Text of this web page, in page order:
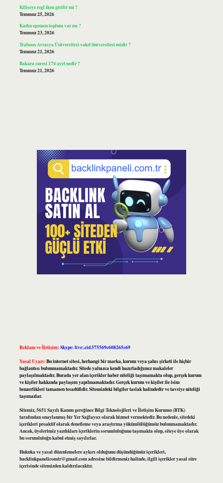
Kiliseye regl iken girilir mi ?
Temmuz 25, 2026
Kadın egemen toplum var mı ?
Temmuz 23, 2026
Trabzon Avrasya Üniversitesi vakıf üniversitesi midir ?
Temmuz 21, 2026
Bakara suresi 174 ayet nedir ?
Temmuz 21, 2026
Reklam ve İletişim:Skype: live:.cid.575569c608265c69
Yasal Uyarı:Bu internet sitesi, herhangi bir marka, kurum veya şahıs şirketi ile hiçbir
bağlantısı bulunmamaktadır. Sitede yalnızca kendi hazırladığımız makaleler
paylaşılmaktadır. Burada yer alan içerikler haber niteliği taşımamakta olup, gerçek kurum
ve kişiler hakkında paylaşım yapılmamaktadır. Gerçek kurum ve kişiler ile isim
benzerlikleri tamamen tesadüfidir. Sitemizdeki bilgiler taslak halindedir ve tavsiye niteliği
taşımazlar.
Sitemiz, 5651 Sayılı Kanun gereğince Bilgi Teknolojileri ve İletişim Kurumu (BTK)
tarafından onaylanmış bir Yer Sağlayıcı olarak hizmet vermektedir. Bu nedenle, sitedeki
içerikleri proaktif olarak denetleme veya araştırma yükümlülüğümüz bulunmamaktadır.
Ancak, üyelerimiz yazdıkları içeriklerin sorumluluğunu taşımakta olup, siteye üye olarak
bu sorumluluğu kabul etmiş sayılırlar.
Hukuka ve yasal düzenlemelere aykırı olduğunu düşündüğünüz içerikleri,
backlinkpanelicomtr@gmail.comadresine bildirmeniz halinde, ilgili içerikler yasal süre
içerisinde sitemizden kaldırılacaktır.